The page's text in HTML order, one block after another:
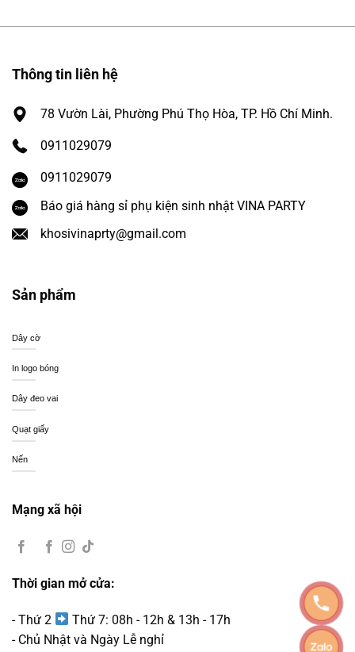
Thông tin liên hệ
78 Vườn Lài, Phường Phú Thọ Hòa, TP. Hồ Chí Minh.
0911029079
0911029079
Báo giá hàng sỉ phụ kiện sinh nhật VINA PARTY
khosivinaprty@gmail.com
Sản phẩm
Dây cờ
In logo bóng
Dây đeo vai
Quạt giấy
Nến
Mạng xã hội
Thời gian mở cửa:
- Thứ 2
Thứ 7: 08h - 12h & 13h - 17h
- Chủ Nhật và Ngày Lễ nghỉ